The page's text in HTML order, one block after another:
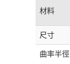
材料
尺寸
曲率半徑